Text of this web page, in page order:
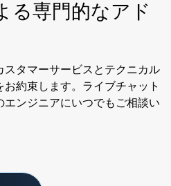
る専門的なアド
スタマーサービスとテクニカル
約束します。ライブチャット
エンジニアにいつでもご相談い